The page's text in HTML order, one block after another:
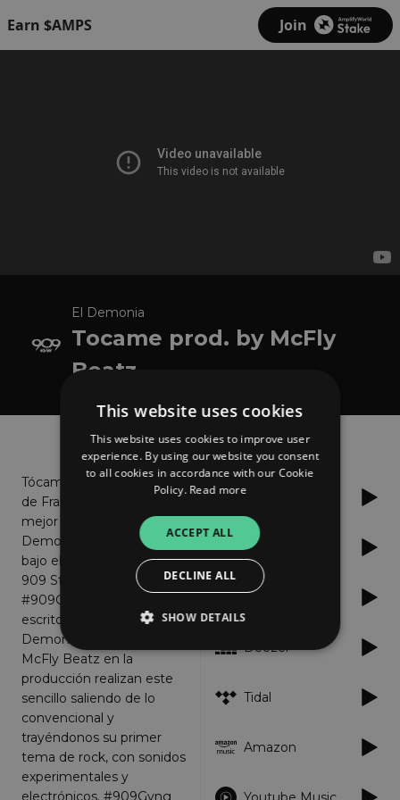
Earn $AMPS Join
El Demonia
Tocame prod. by McFly
Beatz
About
Tócame, el nuevo tema
de Francisco Del Real
mejor conocido como "El
Demonia", sale a la luz
bajo el sello discográfico
909 Studio Mx
#909Gvng. Este track
escrito totalmente por El
Demonia que junto a
McFly Beatz en la
producción realizan este
sencillo saliendo de lo
convencional y
trayéndonos su primer
tema de rock, con sonidos
experimentales y
electrónicos. #909Gvng
Spotify
Apple Music
YouTube
Deezer
Tidal
Amazon
This website uses cookies
This website uses cookies to improve user
experience. By using our website you consent
to all cookies in accordance with our Cookie
Policy. Read more
ACCEPT ALL
DECLINE ALL
SHOW DETAILS
Strictly necessary
Targeting
Strictly necessary cookies allow core website
functionality such as user login and account
management. The website cannot be used
properly without strictly necessary cookies.